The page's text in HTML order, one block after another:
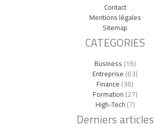
Contact
Mentions légales
Sitemap
CATEGORIES
Business(16)
Entreprise(63)
Finance(36)
Formation(27)
High-Tech(7)
Derniers articles